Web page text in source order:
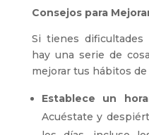
Consejos para
Si tienes
hay una serie de
mejorar tus hábitos de
Establece un
Acuéstate y